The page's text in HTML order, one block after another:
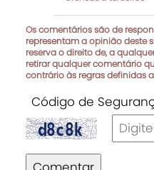
Os comentários são de
representam a opinião deste
reserva o direito de, a
retirar qualquer comentário
contrário às regras definidas
Código de